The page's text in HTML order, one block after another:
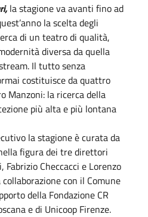
la stagione va avanti fino ad
la scelta degli
di un teatro di qualità,
diversa da quella
Il tutto senza
costituisce da quattro
Manzoni: la ricerca della
più alta e più lontana
la stagione è curata da
figura dei tre direttori
Checcacci e Lorenzo
con il Comune
della Fondazione CR
e di Unicoop Firenze.